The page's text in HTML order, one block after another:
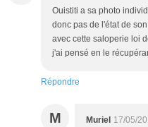
Ouistiti a sa photo
donc pas de l'état de
avec cette saloperie loi
j'ai pensé en le
Répondre
M Muriel 17/05/